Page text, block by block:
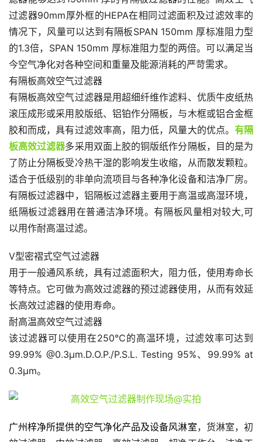
过滤器90mm厚外框的HEPA在相同过滤面积及过滤效率的
情况下，风量可以达到有隔板SPAN 150mm 厚标准阻力型
的1.3倍，SPAN 150mm 厚标准阻力型的两倍。可以满足当
今空气净化对各种空间和重量及能源消耗的严苛需求。
有隔板高效空气过滤器
有隔板高效空气过滤器是用超细纤维作滤料、优质牛皮纸热
滚压成形或采用胶版纸、铝铂作分隔板，与木框或铝合金框
胶和而成，具有过滤效率高，阻力低，风量大的优点。 有隔
板高效过滤器多采用双面上胶的铜版纸作分隔板，目的是为
了防止分隔板受冷热干湿的影响发生收缩，从而散发颗粒。
适合于低级别的非单向流项目与各种净化设备和洁净厂房。
有隔板过滤器中，铝隔板过滤器主要用于高温或高湿环境，
纸隔板过滤器用在普通洁净环境。有隔板风量相对较大,可
以用作耐高温过滤。
V型密褶式空气过滤器
用于一般通风系统，具有过滤面积大，阻力低，使用寿命长
等特点。它可做为高效过滤器的预过滤器使用，从而有效延
长高效过滤器的使用寿命。
耐高温高效空气过滤器
该过滤器可以使用在250℃的高温环境，过滤效率可达到
99.99% @0.3μm.D.O.P./P.S.L. Testing 95%、99.99% at
0.3μm。
广州梓净所提供的空气净化产品及设备风淋室，货淋室，初